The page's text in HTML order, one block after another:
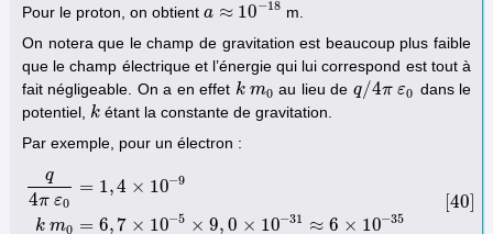
Pour le proton, on obtient a ≈ 10−18
a≈10 −18
m.
On notera que le champ de gravitation est beaucoup plus faible
que le champ électrique et l’énergie qui lui correspond est tout à
fait négligeable. On a en effet k m0
k m0 au lieu de q/4π ε0
q/4π ε 0
dans le
potentiel, k
k étant la constante de gravitation.
Par exemple, pour un électron :
q
4π ε0
k m0
= 1,4 × 10−9
= 6, 7 × 10−5 × 9, 0 × 10−31 ≈ 6 × 10−35
[40]
q 4π 40]